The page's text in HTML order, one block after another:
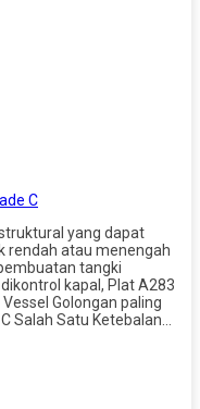
C
yang dapat
rendah atau menengah
tangki
kapal, Plat A283
Golongan paling
Salah Satu Ketebalan…